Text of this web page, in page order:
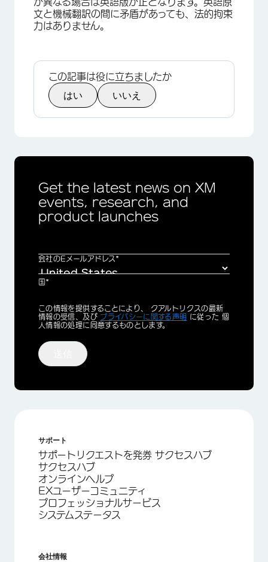
文と機械翻訳の間に矛盾があっても、法的拘束
力はありません。
この記事は役に立ちましたか
はい いいえ
Get the latest news on XM
events, research, and
product launches
会社のEメールアドレス*
国*
Privacy
Optin
この情報を提供することにより、 クアルトリクスの最新
情報の受信、及び プライバシーに関する声明 に従った 個
人情報の処理に同意するものとします。
サポート
サポートリクエストを発券 サクセスハブ
サクセスハブ
オンラインヘルプ
EXユーザーコミュニティ
プロフェッショナルサービス
システムステータス
会社情報